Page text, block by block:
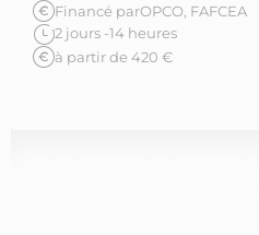
Financé parOPCO, FAFCEA
2 jours -14 heures
à partir de 420 €